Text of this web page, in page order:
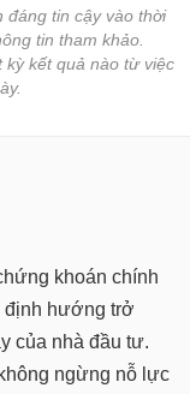
đáng tin cậy vào thời
tin tham khảo.
kỳ kết quả nào từ việc
khoán chính
định hướng trở
của nhà đầu tư.
ngừng nỗ lực